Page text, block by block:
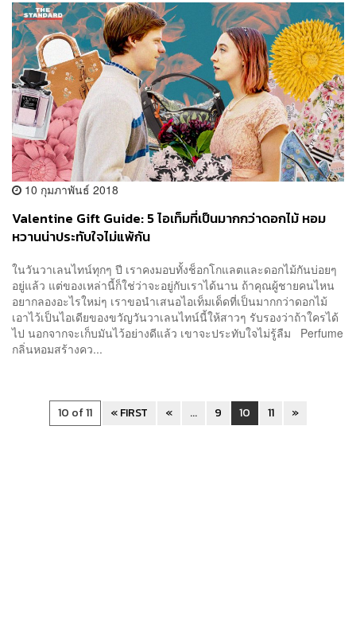
10 กุมภาพันธ์ 2018
Valentine Gift Guide: 5 ไอเท็มที่เป็นมากกว่าดอกไม้ หอม
หวานน่าประทับใจไม่แพ้กัน
ในวันวาเลนไทน์ทุกๆ ปี เราคงมอบทั้งช็อกโกแลตและดอกไม้กันบ่อยๆ
อยู่แล้ว แต่ของเหล่านี้ก็ใช่ว่าจะอยู่กับเราได้นาน ถ้าคุณผู้ชายคนไหน
อยากลองอะไรใหม่ๆ เราขอนำเสนอไอเท็มเด็ดที่เป็นมากกว่าดอกไม้
เอาไว้เป็นไอเดียของขวัญวันวาเลนไทน์นี้ให้สาวๆ รับรองว่าถ้าใครได้
ไป นอกจากจะเก็บมันไว้อย่างดีแล้ว เขาจะประทับใจไม่รู้ลืม Perfume
กลิ่นหอมสร้างคว...
10 of 11 « FIRST « ... 9 10 11 »